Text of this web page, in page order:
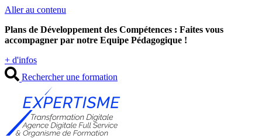
Aller au contenu
Plans de Développement des Compétences : Faites vous
accompagner par notre Equipe Pédagogique !
+ d'infos
Rechercher une formation